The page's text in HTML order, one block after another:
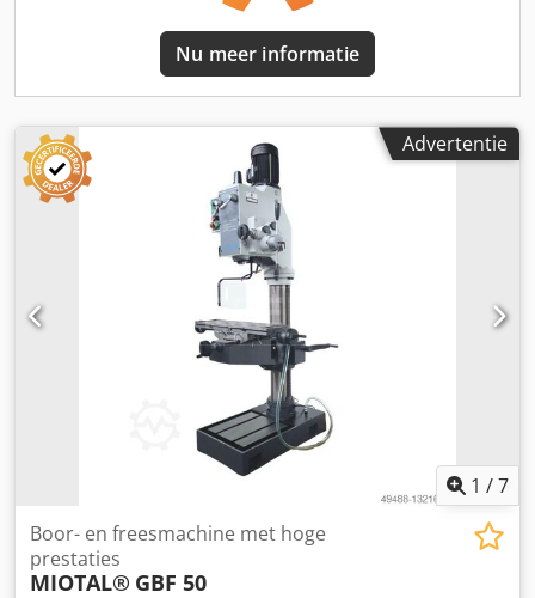
Nu meer informatie
Advertentie
1 /7
Boor- en freesmachine met hoge
prestaties
MIOTAL® GBF 50